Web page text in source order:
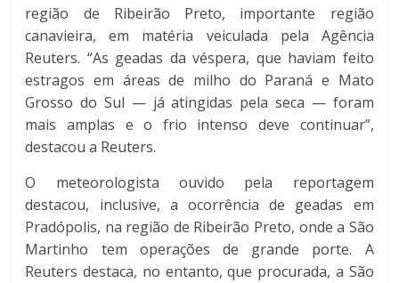
região de Ribeirão Preto, importante região
canavieira, em matéria veiculada pela Agência
Reuters. “As geadas da véspera, que haviam feito
estragos em áreas de milho do Paraná e Mato
Grosso do Sul — já atingidas pela seca — foram
mais amplas e o frio intenso deve continuar”,
destacou a Reuters.
O meteorologista ouvido pela reportagem
destacou, inclusive, a ocorrência de geadas em
Pradópolis, na região de Ribeirão Preto, onde a São
Martinho tem operações de grande porte. A
Reuters destaca, no entanto, que procurada, a São